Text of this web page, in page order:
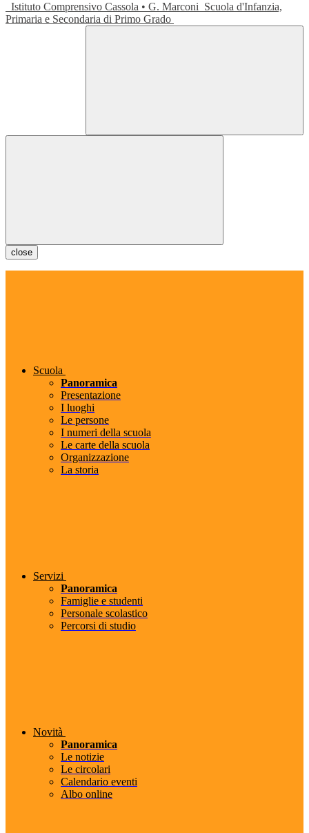
Istituto Comprensivo Cassola • G. Marconi Scuola d'Infanzia,
Primaria e Secondaria di Primo Grado
close
Scuola
Panoramica
Presentazione
I luoghi
Le persone
I numeri della scuola
Le carte della scuola
Organizzazione
La storia
Servizi
Panoramica
Famiglie e studenti
Personale scolastico
Percorsi di studio
Novità
Panoramica
Le notizie
Le circolari
Calendario eventi
Albo online